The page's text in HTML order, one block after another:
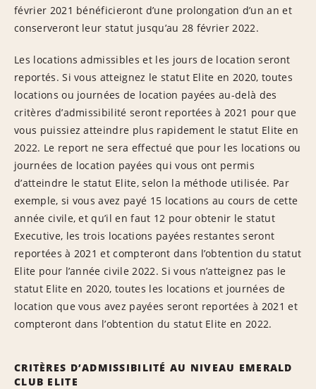
février 2021 bénéficieront d’une prolongation d’un an et
conserveront leur statut jusqu’au 28 février 2022.
Les locations admissibles et les jours de location seront
reportés. Si vous atteignez le statut Elite en 2020, toutes
locations ou journées de location payées au-delà des
critères d’admissibilité seront reportées à 2021 pour que
vous puissiez atteindre plus rapidement le statut Elite en
2022. Le report ne sera effectué que pour les locations ou
journées de location payées qui vous ont permis
d’atteindre le statut Elite, selon la méthode utilisée. Par
exemple, si vous avez payé 15 locations au cours de cette
année civile, et qu’il en faut 12 pour obtenir le statut
Executive, les trois locations payées restantes seront
reportées à 2021 et compteront dans l’obtention du statut
Elite pour l’année civile 2022. Si vous n’atteignez pas le
statut Elite en 2020, toutes les locations et journées de
location que vous avez payées seront reportées à 2021 et
compteront dans l’obtention du statut Elite en 2022.
CRITÈRES D’ADMISSIBILITÉ AU NIVEAU EMERALD
CLUB ELITE